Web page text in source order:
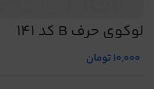
لوگوی حرف B کد 141
10,000تومان